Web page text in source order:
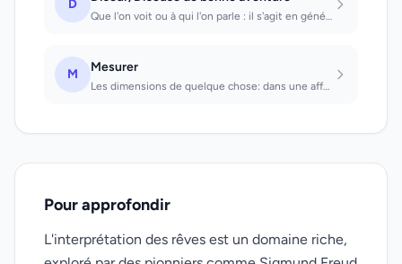
D
Que l'on voit ou à qui l'on parle : il s'agit en général de choses qui se produi...
M Mesurer
Les dimensions de quelque chose: dans une affaire, on fait preuve à juste raison...
Pour approfondir
L'interprétation des rêves est un domaine riche,